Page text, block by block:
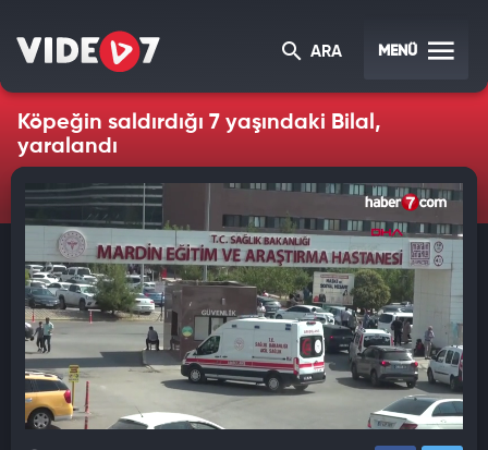
ARA MENÜ
Köpeğin saldırdığı 7 yaşındaki Bilal,
yaralandı